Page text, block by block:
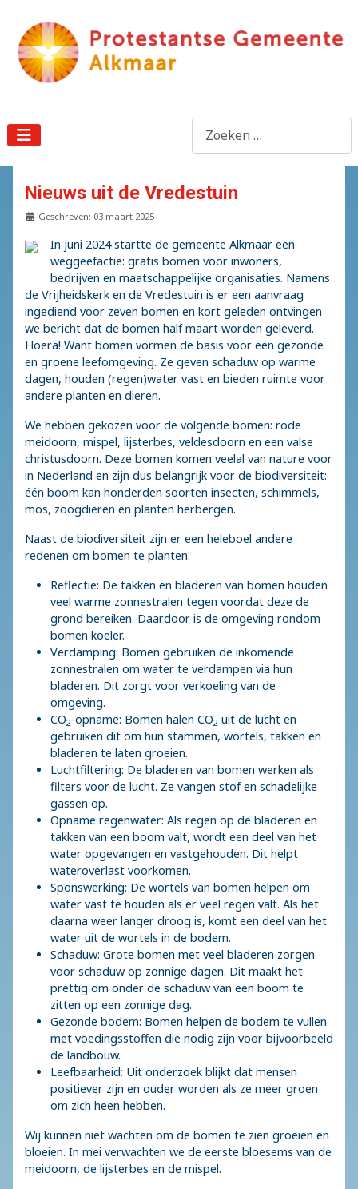
Nieuws uit de Vredestuin
Details
Geschreven: 03 maart 2025
In juni 2024 startte de gemeente Alkmaar een
weggeefactie: gratis bomen voor inwoners,
bedrijven en maatschappelijke organisaties. Namens
de Vrijheidskerk en de Vredestuin is er een aanvraag
ingediend voor zeven bomen en kort geleden ontvingen
we bericht dat de bomen half maart worden geleverd.
Hoera! Want bomen vormen de basis voor een gezonde
en groene leefomgeving. Ze geven schaduw op warme
dagen, houden (regen)water vast en bieden ruimte voor
andere planten en dieren.
We hebben gekozen voor de volgende bomen: rode
meidoorn, mispel, lijsterbes, veldesdoorn en een valse
christusdoorn. Deze bomen komen veelal van nature voor
in Nederland en zijn dus belangrijk voor de biodiversiteit:
één boom kan honderden soorten insecten, schimmels,
mos, zoogdieren en planten herbergen.
Naast de biodiversiteit zijn er een heleboel andere
redenen om bomen te planten:
Reflectie: De takken en bladeren van bomen houden
veel warme zonnestralen tegen voordat deze de
grond bereiken. Daardoor is de omgeving rondom
bomen koeler.
Verdamping: Bomen gebruiken de inkomende
zonnestralen om water te verdampen via hun
bladeren. Dit zorgt voor verkoeling van de
omgeving.
CO2-opname: Bomen halen CO2 uit de lucht en
gebruiken dit om hun stammen, wortels, takken en
bladeren te laten groeien.
Luchtfiltering: De bladeren van bomen werken als
filters voor de lucht. Ze vangen stof en schadelijke
gassen op.
Opname regenwater: Als regen op de bladeren en
takken van een boom valt, wordt een deel van het
water opgevangen en vastgehouden. Dit helpt
wateroverlast voorkomen.
Sponswerking: De wortels van bomen helpen om
water vast te houden als er veel regen valt. Als het
daarna weer langer droog is, komt een deel van het
water uit de wortels in de bodem.
Schaduw: Grote bomen met veel bladeren zorgen
voor schaduw op zonnige dagen. Dit maakt het
prettig om onder de schaduw van een boom te
zitten op een zonnige dag.
Gezonde bodem: Bomen helpen de bodem te vullen
met voedingsstoffen die nodig zijn voor bijvoorbeeld
de landbouw.
Leefbaarheid: Uit onderzoek blijkt dat mensen
positiever zijn en ouder worden als ze meer groen
om zich heen hebben.
Wij kunnen niet wachten om de bomen te zien groeien en
bloeien. In mei verwachten we de eerste bloesems van de
meidoorn, de lijsterbes en de mispel.